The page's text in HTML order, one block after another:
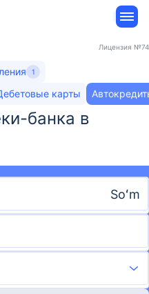
Лицензия №74
1
карты
банка​ в
Soʻm